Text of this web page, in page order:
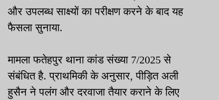
और उपलब्ध साक्ष्यों का परीक्षण करने के बाद यह
फैसला सुनाया.
मामला फतेहपुर थाना कांड संख्या 7/2025 से
संबंधित है. प्राथमिकी के अनुसार, पीड़ित अली
हुसैन ने पलंग और दरवाजा तैयार कराने के लिए